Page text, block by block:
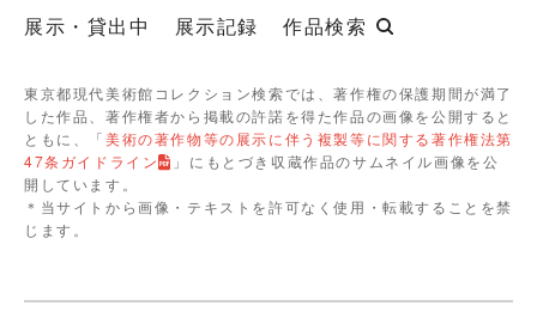
展示・貸出中
展示記録 作品検索
東京都現代美術館コレクション検索では、著作権の保護期間が満了
した作品、著作権者から掲載の許諾を得た作品の画像を公開すると
ともに、「美術の著作物等の展示に伴う複製等に関する著作権法第
47条ガイドライン
」にもとづき収蔵作品のサムネイル画像を公
開しています。
＊当サイトから画像・テキストを許可なく使用・転載することを禁
じます。